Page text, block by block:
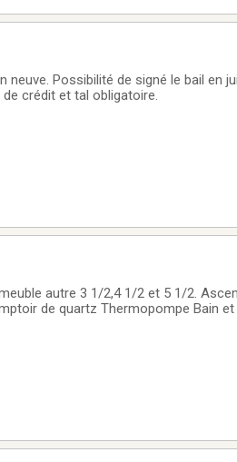
Possibilité de signé le bail en
crédit et tal obligatoire.
autre 3 1/2,4 1/2 et 5 1/2.
de quartz Thermopompe Bain et Douche